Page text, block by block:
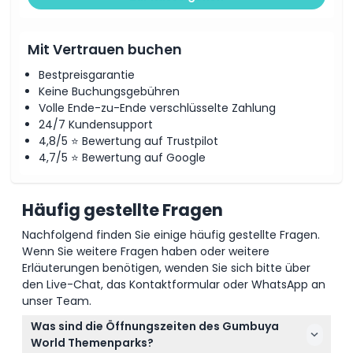
Mit Vertrauen buchen
Bestpreisgarantie
Keine Buchungsgebühren
Volle Ende-zu-Ende verschlüsselte Zahlung
24/7 Kundensupport
4,8/5 ⭐ Bewertung auf Trustpilot
4,7/5 ⭐ Bewertung auf Google
Häufig gestellte Fragen
Nachfolgend finden Sie einige häufig gestellte Fragen.
Wenn Sie weitere Fragen haben oder weitere
Erläuterungen benötigen, wenden Sie sich bitte über
den Live-Chat, das Kontaktformular oder WhatsApp an
unser Team.
Was sind die Öffnungszeiten des Gumbuya
World Themenparks?